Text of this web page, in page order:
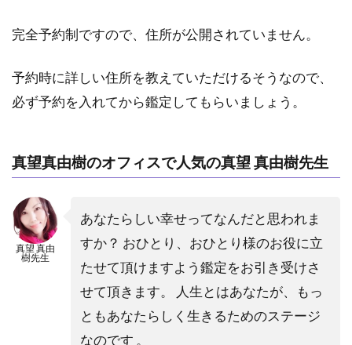
完全予約制ですので、住所が公開されていません。
予約時に詳しい住所を教えていただけるそうなので、
必ず予約を入れてから鑑定してもらいましょう。
真望真由樹のオフィスで人気の真望 真由樹先生
真望 真由
樹先生
あなたらしい幸せってなんだと思われま
すか？ おひとり、おひとり様のお役に立
たせて頂けますよう鑑定をお引き受けさ
せて頂きます。 人生とはあなたが、もっ
ともあなたらしく生きるためのステージ
なのです 。